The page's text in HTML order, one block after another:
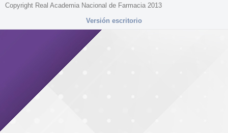
Copyright Real Academia Nacional de Farmacia 2013
Versión escritorio